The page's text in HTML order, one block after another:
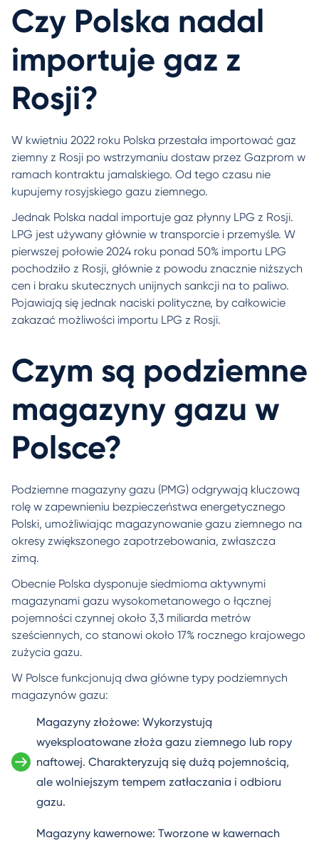
Czy Polska nadal
importuje gaz z
Rosji?
W kwietniu 2022 roku Polska przestała importować gaz
ziemny z Rosji po wstrzymaniu dostaw przez Gazprom w
ramach kontraktu jamalskiego. Od tego czasu nie
kupujemy rosyjskiego gazu ziemnego.
Jednak Polska nadal importuje gaz płynny LPG z Rosji.
LPG jest używany głównie w transporcie i przemyśle. W
pierwszej połowie 2024 roku ponad 50% importu LPG
pochodziło z Rosji, głównie z powodu znacznie niższych
cen i braku skutecznych unijnych sankcji na to paliwo.
Pojawiają się jednak naciski polityczne, by całkowicie
zakazać możliwości importu LPG z Rosji.
Czym są podziemne
magazyny gazu w
Polsce?
Podziemne magazyny gazu (PMG) odgrywają kluczową
rolę w zapewnieniu bezpieczeństwa energetycznego
Polski, umożliwiając magazynowanie gazu ziemnego na
okresy zwiększonego zapotrzebowania, zwłaszcza
zimą.
Obecnie Polska dysponuje siedmioma aktywnymi
magazynami gazu wysokometanowego o łącznej
pojemności czynnej około 3,3 miliarda metrów
sześciennych, co stanowi około 17% rocznego krajowego
zużycia gazu.
W Polsce funkcjonują dwa główne typy podziemnych
magazynów gazu:
Magazyny złożowe: Wykorzystują
wyeksploatowane złoża gazu ziemnego lub ropy
naftowej. Charakteryzują się dużą pojemnością,
ale wolniejszym tempem zatłaczania i odbioru
gazu.
Magazyny kawernowe: Tworzone w kawernach